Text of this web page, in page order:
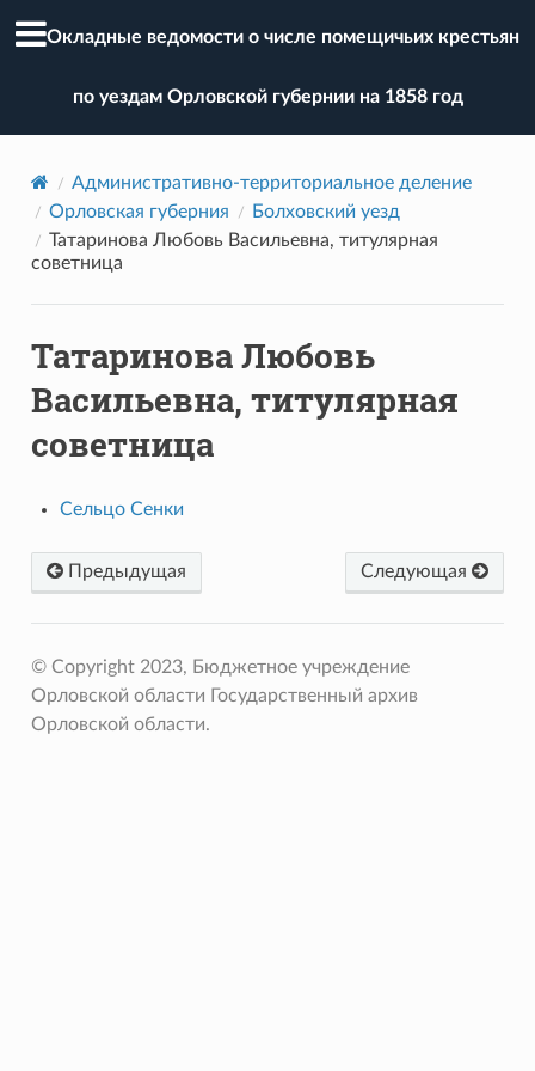
Окладные ведомости о числе помещичьих крестьян
по уездам Орловской губернии на 1858 год
Административно-территориальное деление
Орловская губерния
Болховский уезд
Татаринова Любовь Васильевна, титулярная
советница
Татаринова Любовь
Васильевна, титулярная
советница
Сельцо Сенки
Предыдущая Следующая
© Copyright 2023, Бюджетное учреждение
Орловской области Государственный архив
Орловской области.